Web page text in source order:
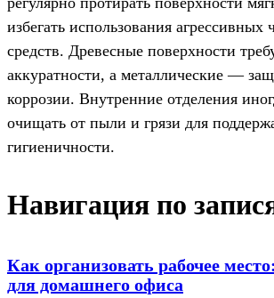
избегать использования агрессивных
средств. Древесные поверхности
аккуратности, а металлические —
коррозии. Внутренние отделения
очищать от пыли и грязи для
гигиеничности.
Навигация по
Как организовать рабочее
для домашнего офиса